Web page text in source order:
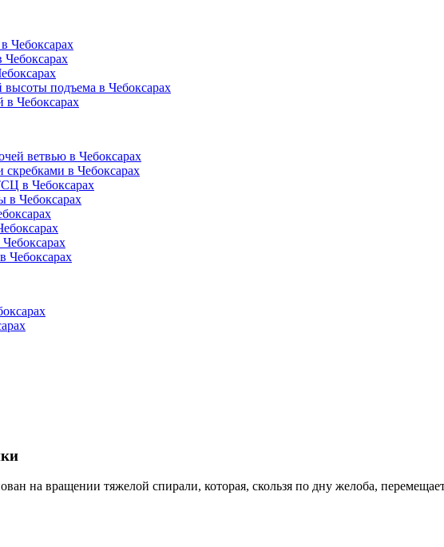
Чебоксарах
подъема в Чебоксарах
Чебоксарах
ветвью в Чебоксарах
в Чебоксарах
в Чебоксарах
в Чебоксарах
Чебоксарах
на вращении тяжелой спирали, которая, скользя по дну желоба,